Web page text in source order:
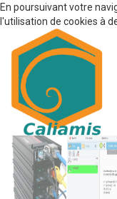
En poursuivant votre
l'utilisation de cookies à